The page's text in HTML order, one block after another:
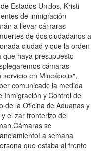
Estados Unidos, Kristi
de inmigración
a llevar cámaras
de dos ciudadanos a
ciudad y que la orden
haya presupuesto
cámaras
en Mineápolis",
comunicado la medida
Inmigración y Control de
de la Oficina de Aduanas y
el zar fronterizo del
se
semana
que estaba al frente